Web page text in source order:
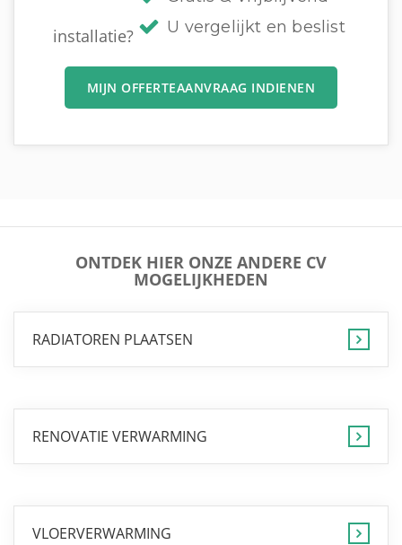
installatie?
U vergelijkt en beslist
MIJN OFFERTEAANVRAAG INDIENEN
ONTDEK HIER ONZE ANDERE CV
MOGELIJKHEDEN
RADIATOREN PLAATSEN
RENOVATIE VERWARMING
VLOERVERWARMING